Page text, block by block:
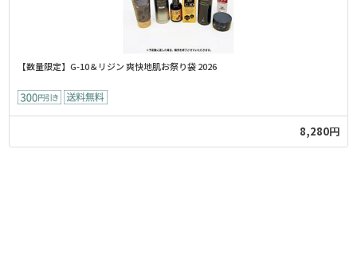
【数量限定】G-10＆リジン 爽快地肌お祭り袋 2026
8,280円